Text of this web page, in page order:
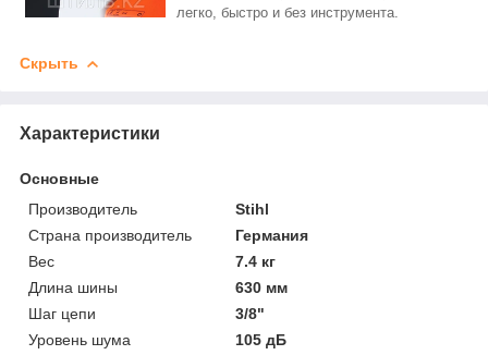
легко, быстро и без инструмента.
Скрыть
Характеристики
Основные
Производитель
Stihl
Страна производитель
Германия
Вес
7.4 кг
Длина шины
630 мм
Шаг цепи
3/8"
Уровень шума
105 дБ